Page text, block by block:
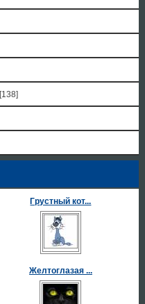
[138]
Грустный кот...
Желтоглазая ...